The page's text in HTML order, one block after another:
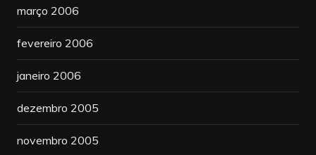
março 2006
fevereiro 2006
janeiro 2006
dezembro 2005
novembro 2005